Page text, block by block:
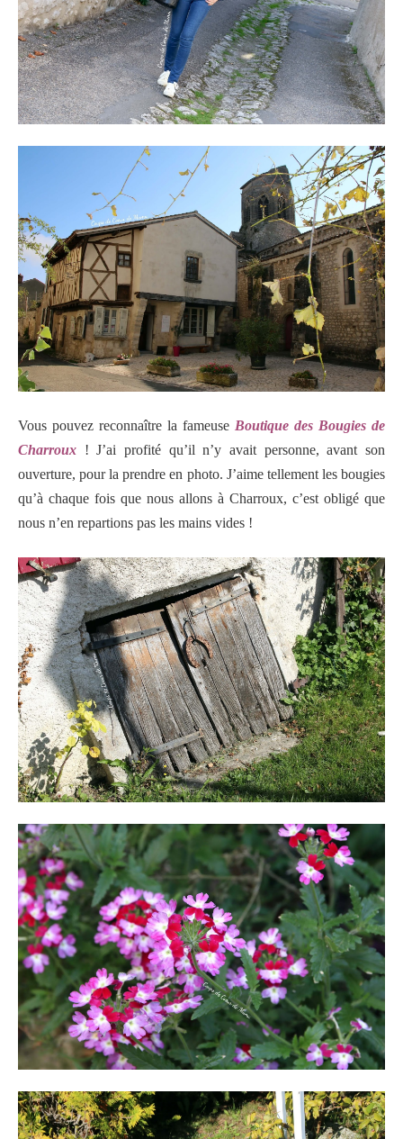
Vous pouvez reconnaître la fameuse Boutique des Bougies de
Charroux ! J’ai profité qu’il n’y avait personne, avant son
ouverture, pour la prendre en photo. J’aime tellement les bougies
qu’à chaque fois que nous allons à Charroux, c’est obligé que
nous n’en repartions pas les mains vides !